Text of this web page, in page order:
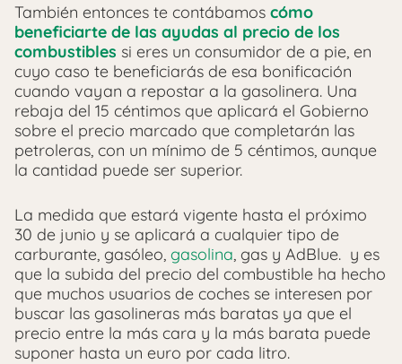
También entonces te contábamos cómo
beneficiarte de las ayudas al precio de los
combustibles si eres un consumidor de a pie, en
cuyo caso te beneficiarás de esa bonificación
cuando vayan a repostar a la gasolinera. Una
rebaja del 15 céntimos que aplicará el Gobierno
sobre el precio marcado que completarán las
petroleras, con un mínimo de 5 céntimos, aunque
la cantidad puede ser superior.
La medida que estará vigente hasta el próximo
30 de junio y se aplicará a cualquier tipo de
carburante, gasóleo, gasolina, gas y AdBlue. y es
que la subida del precio del combustible ha hecho
que muchos usuarios de coches se interesen por
buscar las gasolineras más baratas ya que el
precio entre la más cara y la más barata puede
suponer hasta un euro por cada litro.